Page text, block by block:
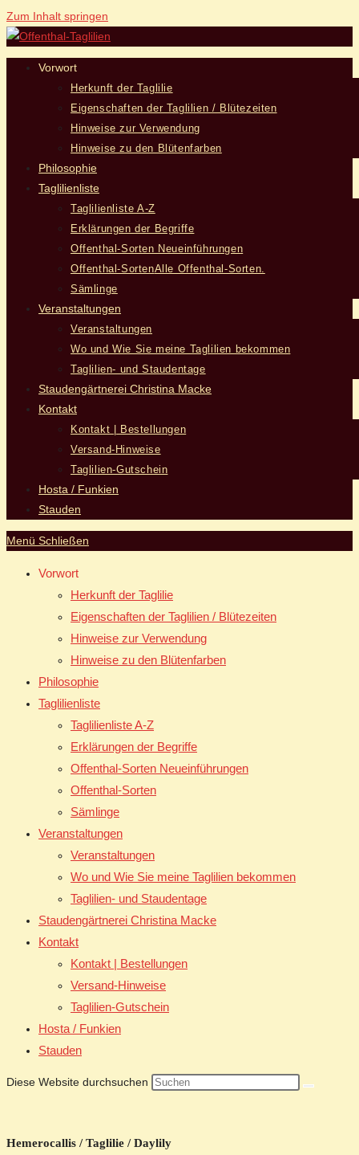
Zum Inhalt springen
Vorwort
Herkunft der Taglilie
Eigenschaften der Taglilien / Blütezeiten
Hinweise zur Verwendung
Hinweise zu den Blütenfarben
Philosophie
Taglilienliste
Taglilienliste A-Z
Erklärungen der Begriffe
Offenthal-Sorten Neueinführungen
Offenthal-SortenAlle Offenthal-Sorten.
Sämlinge
Veranstaltungen
Veranstaltungen
Wo und Wie Sie meine Taglilien bekommen
Taglilien- und Staudentage
Staudengärtnerei Christina Macke
Kontakt
Kontakt | Bestellungen
Versand-Hinweise
Taglilien-Gutschein
Hosta / Funkien
Stauden
Menü Schließen
Vorwort
Herkunft der Taglilie
Eigenschaften der Taglilien / Blütezeiten
Hinweise zur Verwendung
Hinweise zu den Blütenfarben
Philosophie
Taglilienliste
Taglilienliste A-Z
Erklärungen der Begriffe
Offenthal-Sorten Neueinführungen
Offenthal-Sorten
Sämlinge
Veranstaltungen
Veranstaltungen
Wo und Wie Sie meine Taglilien bekommen
Taglilien- und Staudentage
Staudengärtnerei Christina Macke
Kontakt
Kontakt | Bestellungen
Versand-Hinweise
Taglilien-Gutschein
Hosta / Funkien
Stauden
Diese Website durchsuchen
Hemerocallis / Taglilie / Daylily